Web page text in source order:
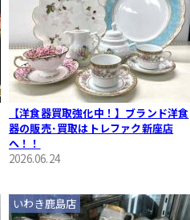
【洋食器買取強化中！】ブランド洋食
器の販売･買取はトレファク新座店
へ！！
2026.06.24
いわき鹿島店